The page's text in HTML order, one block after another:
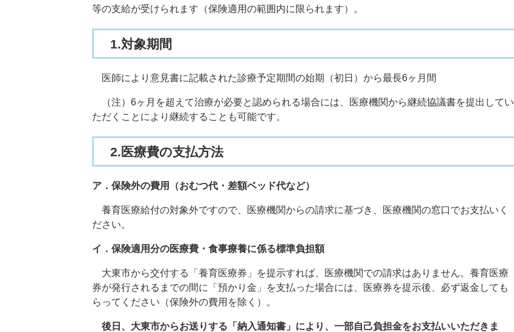
等の支給が受けられます（保険適用の範囲内に限られます）。
1.対象期間
医師により意見書に記載された診療予定期間の始期（初日）から最長6ヶ月間
（注）6ヶ月を超えて治療が必要と認められる場合には、医療機関から継続協議書を提出してい
ただくことにより継続することも可能です。
2.医療費の支払方法
ア．保険外の費用（おむつ代・差額ベッド代など）
養育医療給付の対象外ですので、医療機関からの請求に基づき、医療機関の窓口でお支払いく
ださい。
イ．保険適用分の医療費・食事療養に係る標準負担額
大東市から交付する「養育医療券」を提示すれば、医療機関での請求はありません。養育医療
券が発行されるまでの間に「預かり金」を支払った場合には、医療券を提示後、必ず返金しても
らってください（保険外の費用を除く）。
後日、大東市からお送りする「納入通知書」により、一部自己負担金をお支払いいただきま